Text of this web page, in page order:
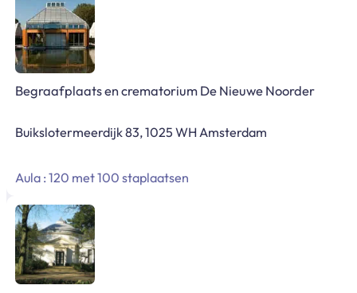
Begraafplaats en crematorium De Nieuwe Noorder
Buikslotermeerdijk 83, 1025 WH Amsterdam
Aula : 120 met 100 staplaatsen